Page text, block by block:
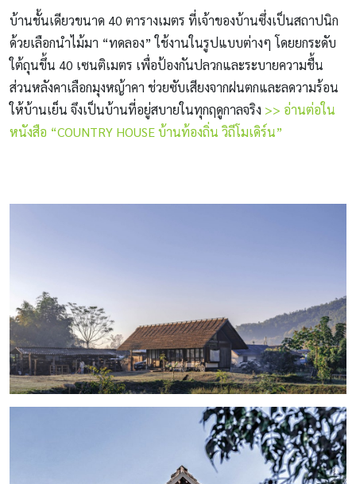
บ้านชั้นเดียวขนาด 40 ตารางเมตร ที่เจ้าของบ้านซึ่งเป็นสถาปนิก
ด้วยเลือกนำไม้มา “ทดลอง” ใช้งานในรูปแบบต่างๆ โดยยกระดับ
ใต้ถุนขึ้น 40 เซนติเมตร เพื่อป้องกันปลวกและระบายความชื้น
ส่วนหลังคาเลือกมุงหญ้าคา ช่วยซับเสียงจากฝนตกและลดวามร้อน
ให้บ้านเย็น จึงเป็นบ้านที่อยู่สบายในทุกฤดูกาลจริง >> อ่านต่อใน
หนังสือ “COUNTRY HOUSE บ้านท้องถิ่น วิถีโมเดิร์น”